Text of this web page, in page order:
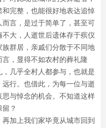
完整，也能很好地表达追悼
言，是过于简单了，甚至可
大，人逝世后遗体存于殡仪
群居，亲戚们分散于不同地
，显得不如农村的葬礼隆
几乎全村人都参与，也就是
行。也借此，为每一位与逝
与悼念的机会。不知道这样
？
加上我们家毕竟从城市回到